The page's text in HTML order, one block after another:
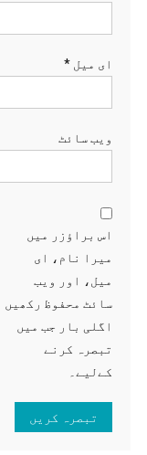
ای میل *
ویب‌ سائٹ
اس براؤزر میں
میرا نام، ای
میل، اور ویب
سائٹ محفوظ رکھیں
اگلی بار جب میں
تبصرہ کرنے
کےلیے۔